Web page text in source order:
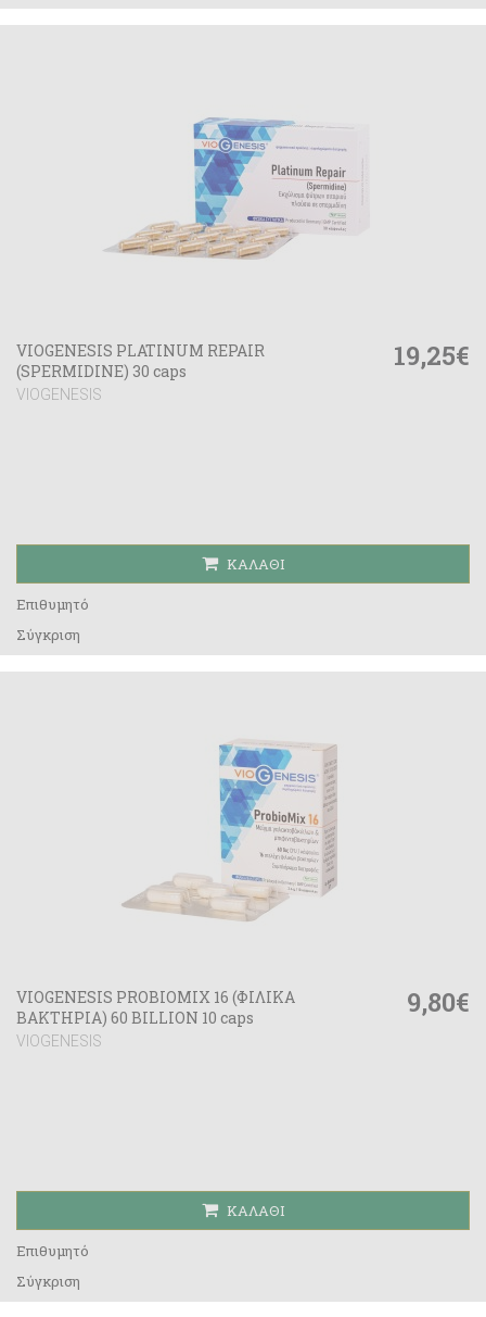
VIOGENESIS PLATINUM REPAIR
(SPERMIDINE) 30 caps
VIOGENESIS
19,25€
ΚΑΛΆΘΙ
Επιθυμητό
Σύγκριση
VIOGENESIS PROBIOMIX 16 (ΦΙΛΙΚΑ
ΒΑΚΤΗΡΙΑ) 60 BILLION 10 caps
VIOGENESIS
9,80€
ΚΑΛΆΘΙ
Επιθυμητό
Σύγκριση